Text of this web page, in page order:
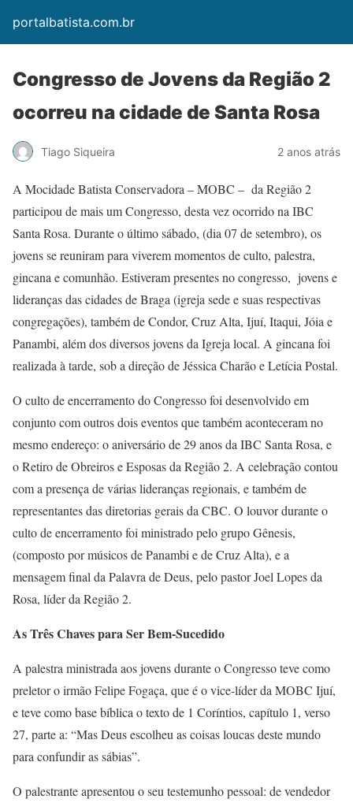
portalbatista.com.br
Congresso de Jovens da Região 2
ocorreu na cidade de Santa Rosa
Tiago Siqueira 2 anos atrás
A Mocidade Batista Conservadora – MOBC – da Região 2
participou de mais um Congresso, desta vez ocorrido na IBC
Santa Rosa. Durante o último sábado, (dia 07 de setembro), os
jovens se reuniram para viverem momentos de culto, palestra,
gincana e comunhão. Estiveram presentes no congresso, jovens e
lideranças das cidades de Braga (igreja sede e suas respectivas
congregações), também de Condor, Cruz Alta, Ijuí, Itaqui, Jóia e
Panambi, além dos diversos jovens da Igreja local. A gincana foi
realizada à tarde, sob a direção de Jéssica Charão e Letícia Postal.
O culto de encerramento do Congresso foi desenvolvido em
conjunto com outros dois eventos que também aconteceram no
mesmo endereço: o aniversário de 29 anos da IBC Santa Rosa, e
o Retiro de Obreiros e Esposas da Região 2. A celebração contou
com a presença de várias lideranças regionais, e também de
representantes das diretorias gerais da CBC. O louvor durante o
culto de encerramento foi ministrado pelo grupo Gênesis,
(composto por músicos de Panambi e de Cruz Alta), e a
mensagem final da Palavra de Deus, pelo pastor Joel Lopes da
Rosa, líder da Região 2.
As Três Chaves para Ser Bem-Sucedido
A palestra ministrada aos jovens durante o Congresso teve como
preletor o irmão Felipe Fogaça, que é o vice-líder da MOBC Ijuí,
e teve como base bíblica o texto de 1 Coríntios, capítulo 1, verso
27, parte a: “Mas Deus escolheu as coisas loucas deste mundo
para confundir as sábias”.
O palestrante apresentou o seu testemunho pessoal: de vendedor